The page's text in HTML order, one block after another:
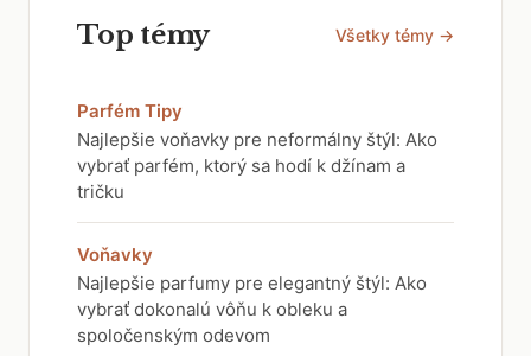
Top témy Všetky témy →
Parfém Tipy
Najlepšie voňavky pre neformálny štýl: Ako
vybrať parfém, ktorý sa hodí k džínam a
tričku
Voňavky
Najlepšie parfumy pre elegantný štýl: Ako
vybrať dokonalú vôňu k obleku a
spoločenským odevom